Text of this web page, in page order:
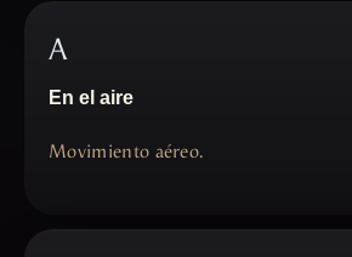
A
En el aire
Movimiento aéreo.